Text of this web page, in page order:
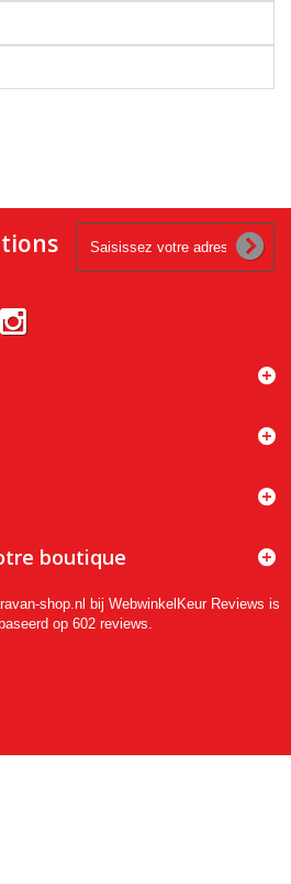
boutique
shop.nl bij WebwinkelKeur Reviews is
op 602 reviews.